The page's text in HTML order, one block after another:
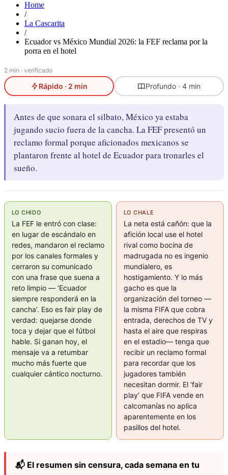
Home
/
La Cascarita
/
Ecuador vs México Mundial 2026: la FEF reclama por la
porra en el hotel
2 min · verificado
Rápido · 2 min Profundo · 4 min
Antes de que sonara el silbato, México ya estaba
jugando sucio fuera de la cancha. La FEF presentó un
reclamo formal porque aficionados mexicanos se
plantaron frente al hotel de Ecuador para tronarles el
sueño.
LO CHIDO
La FEF le entró con clase:
en lugar de escándalo en
redes, mandaron el reclamo
por los canales formales y
cerraron su comunicado
con una frase que suena a
reto limpio — ‘Ecuador
siempre responderá en la
cancha’. Eso es fair play de
verdad: quejarse donde
toca y dejar que el fútbol
hable. Si ganan hoy, el
mensaje va a retumbar
mucho más fuerte que
cualquier cántico nocturno.
LO CHALE
La neta está cañón: que la
afición local use el hotel
rival como bocina de
madrugada no es ingenio
mundialero, es
hostigamiento. Y lo más
gacho es que la
organización del torneo —
la misma FIFA que cobra
entrada, derechos de TV y
hasta el aire que respiras
en el estadio— tenga que
recibir un reclamo formal
para recordar que los
jugadores también
necesitan dormir. El ‘fair
play’ que FIFA vende en
calcomanías no aplica
aparentemente en los
pasillos del hotel.
📬 El resumen sin censura, cada semana en tu